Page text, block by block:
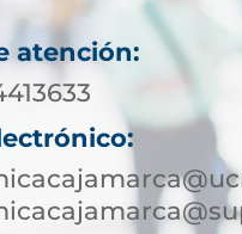
atención: